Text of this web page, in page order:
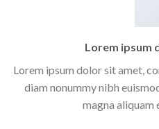
Lorem ipsum
Lorem ipsum dolor sit amet,
diam nonummy nibh
magna